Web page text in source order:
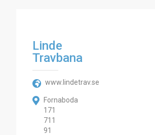
Linde
Travbana
www.lindetrav.se
Fornaboda
171
711
91